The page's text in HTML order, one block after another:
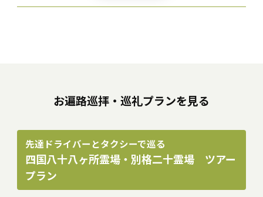
お遍路巡拝・巡礼プランを見る
先達ドライバーとタクシーで巡る
四国八十八ヶ所霊場・別格二十霊場 ツアー
プラン